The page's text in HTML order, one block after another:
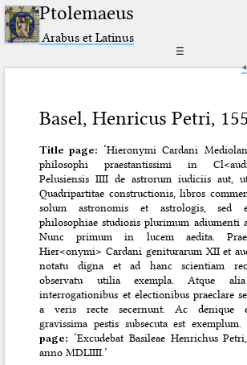
Ptolemaeus
Arabus et Latinus
☰
Basel, Henricus Petri,
Title page: ‘Hieronymi Cardani
philosophi praestantissimi in
Pelusiensis IIII de astrorum iudiciis aut,
Quadripartitae constructionis, libros
solum astronomis et astrologis, sed
philosophiae studiosis plurimum adiumenti
Nunc primum in lucem aedita.
Hier<onymi> Cardani geniturarum XII et
notatu digna et ad hanc scientiam
observatu utilia exempla. Atque
interrogationibus et electionibus praeclare
a veris recte secernunt. Ac denique
gravissima pestis subsecuta est exemplum.
page: ‘Excudebat Basileae Henrichus
anno MDLIIII.’